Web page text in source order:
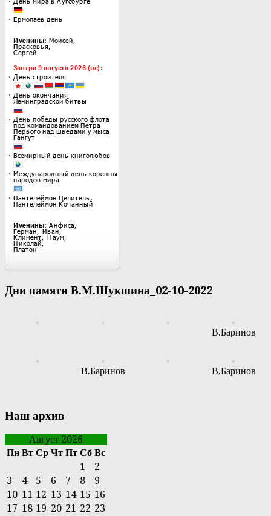
Дни памяти В.М.Шукшина_02-10-2022
В.Баринов
В.Баринов В.Баринов
Наш архив
Август 2026
Пн Вт Ср Чт Пт Сб Вс
1
2
3
4 5 6 7 8
9
10 11 12 13 14 15 16
17 18 19 20 21 22 23